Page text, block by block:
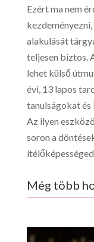
Ezért ma nem
alakulását
teljesen biztos.
lehet külső
évi, 13 lapos
tanulságokat
Az ilyen
soron a
Még több